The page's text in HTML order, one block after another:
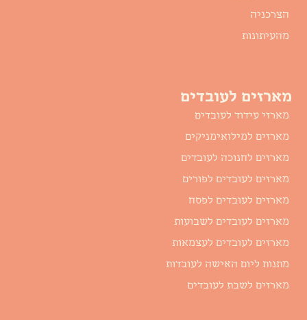
הצרכניה
מהעיתונות
מארזים לעובדים
מארזי עידוד לעובדים
מארזים למילואימניקים
מארזים לחנוכה לעובדים
מארזים לעובדים לפורים
מארזים לעובדים לפסח
מארזים לעובדים לשבועות
מארזים לעובדים לעצמאות
מתנות ליום האישה לעובדות
מארזים לשבת לעובדים